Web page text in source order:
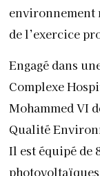
environnement
de l’exercice
Engagé dans
Complexe
Mohammed VI
Qualité
Il est équipé de